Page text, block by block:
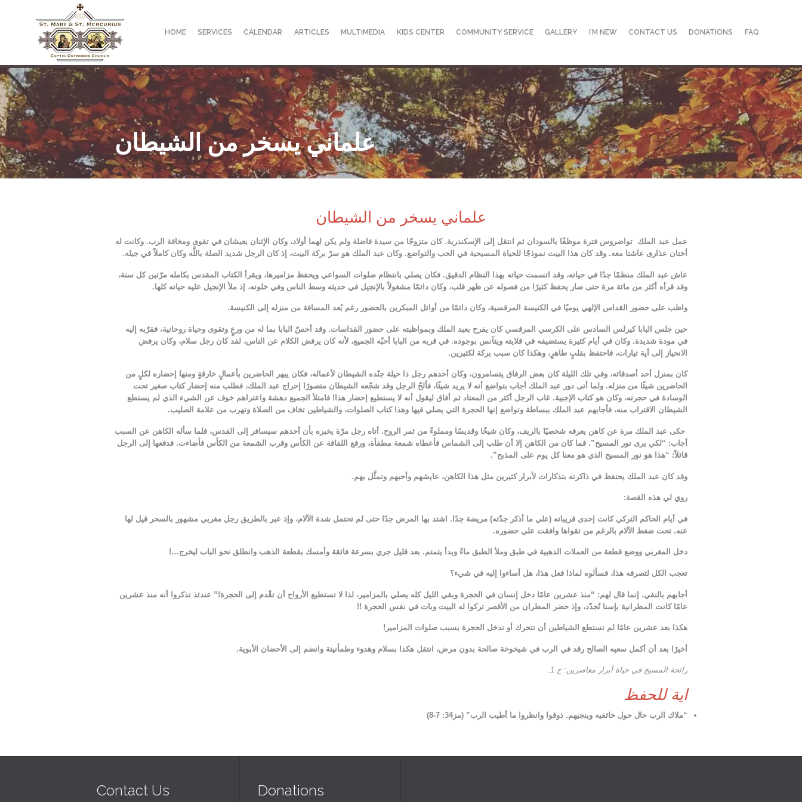
HOME SERVICES CALENDAR ARTICLES MULTIMEDIA KIDS CENTER COMMUNITY SERVICE GALLERY I’M NEW CONTACT US DONATIONS FAQ
علماني يسخر من الشيطان
علماني يسخر من الشيطان
عمل عبد الملك تواضروس فترة موظفًا بالسودان ثم انتقل إلى الإسكندرية. كان متزوجًا من سيدة فاضلة ولم يكن لهما أولاد، وكان الإثنان يعيشان في تقوى ومخافة الرب. وكانت له
أختان عذارى عاشتا معه. وقد كان هذا البيت نموذجًا للحياة المسيحية في الحب والتواضع. وكان عبد الملك هو سرّ بركة البيت، إذ كان الرجل شديد الصلة باللَّه وكان كاملاً في جيله.
عاش عبد الملك منظمًا جدًا في حياته، وقد اتسمت حياته بهذا النظام الدقيق. فكان يصلي بانتظام صلوات السواعي ويحفظ مزاميرها، ويقرأ الكتاب المقدس بكامله مرّتين كل سنة،
وقد قرأه أكثر من مائة مرة حتى صار يحفظ كثيرًا من فصوله عن ظهر قلب، وكان دائمًا مشغولاً بالإنجيل في حديثه وسط الناس وفي خلوته، إذ ملأ الإنجيل عليه حياته كلها.
واظب على حضور القداس الإلهي يوميًا في الكنيسة المرقسية، وكان دائمًا من أوائل المبكرين بالحضور رغم بُعد المسافة من منزله إلى الكنيسة.
حين جلس البابا كيرلس السادس على الكرسي المرقسي كان يفرح بعبد الملك وبمواظبته على حضور القداسات. وقد أحسّ البابا بما له من ورعٍ وتقوى وحياة روحانية، فقرّبه إليه
في مودة شديدة. وكان في أيام كثيرة يستضيفه في قلايته ويتآنس بوجوده. في قربه من البابا أحبّه الجميع، لأنه كان يرفض الكلام عن الناس، لقد كان رجل سلام، وكان يرفض
الانحياز إلى أية تيارات، فاحتفظ بقلبٍ طاهرٍ، وهكذا كان سبب بركة لكثيرين.
كان بمنزل أحد أصدقائه، وفي تلك الليلة كان بعض الرفاق يتسامرون، وكان أحدهم رجل ذا حيلة جنّده الشيطان لأعماله، فكان يبهر الحاضرين بأعمالٍ خارقةٍ ومنها إحضاره لكلٍ من
الحاضرين شيئًا من منزله. ولما أتى دور عبد الملك أجاب بتواضع أنه لا يريد شيئًا، فألحّ الرجل وقد شجّعه الشيطان متصورًا إحراج عبد الملك، فطلب منه إحضار كتاب صغير تحت
الوسادة في حجرته، وكان هو كتاب الإجبية. غاب الرجل أكثر من المعتاد ثم أفاق ليقول أنه لا يستطيع إحضار هذا! فامتلأ الجميع دهشة واعتراهم خوف عن الشيء الذي لم يستطع
الشيطان الاقتراب منه، فأجابهم عبد الملك ببساطة وتواضع إنها الحجرة التي يصلي فيها وهذا كتاب الصلوات، والشياطين تخاف من الصلاة وتهرب من علامة الصليب.
حكى عبد الملك مرة عن كاهن يعرفه شخصيًا بالريف، وكان شيخًا وقديسًا ومملوءً من ثمر الروح. أتاه رجل مرّة يخبره بأن أحدهم سيسافر إلى القدس، فلما سأله الكاهن عن السبب
أجاب: “لكي يرى نور المسيح”. فما كان من الكاهن إلا أن طلب إلى الشماس فأعطاه شمعة مطفأة، ورفع اللفافة عن الكأس وقرب الشمعة من الكأس فأضاءت. فدفعها إلى الرجل
قائلاً: “هذا هو نور المسيح الذي هو معنا كل يوم على المذبح”.
وقد كان عبد الملك يحتفظ في ذاكرته بتذكارات لأبرار كثيرين مثل هذا الكاهن، عايشهم وأحبهم وتمثَّل بهم.
روي لي هذه القصة:
في أيام الحاكم التركي كانت إحدى قريباته (علي ما أذكر جدّته) مريضة جدًا. اشتد بها المرض جدًا حتى لم تحتمل شدة الآلام، وإذ عبر بالطريق رجل مغربي مشهور بالسحر قيل لها
عنه. تحت ضغط الآلام بالرغم من تقواها وافقت علي حضوره.
دخل المغربي ووضع قطعة من العملات الذهبية في طبق وملأ الطبق ماءً وبدأ يتمتم. بعد قليل جري بسرعة فائقة وأمسك بقطعة الذهب وانطلق نحو الباب ليخرج…!
تعجب الكل لتصرفه هذا، فسألوه لماذا فعل هذا، هل أساءوا إليه في شيء؟
أجابهم بالنفي. إنما قال لهم: “منذ عشرين عامًا دخل إنسان في الحجرة وبقي الليل كله يصلي بالمزامير، لذا لا تستطيع الأرواح أن تقْدم إلى الحجرة!” عندئذ تذكروا أنه منذ عشرين
عامًا كانت المطرانية بإسنا تُجدّد، وإذ حضر المطران من الأقصر تركوا له البيت وبات في نفس الحجرة !!
هكذا بعد عشرين عامًا لم تستطع الشياطين أن تتحرك أو تدخل الحجرة بسبب صلوات المزامير!
أخيرًا بعد أن أكمل سعيه الصالح رقد في الرب في شيخوخة صالحة بدون مرض، انتقل هكذا بسلام وهدوء وطمأنينة وانضم إلى الأحضان الأبوية.
رائحة المسيح في حياة أبرار معاصرين: ج 1.
اية للحفظ
“ملاك الرب حال حول خائفيه وينجيهم. ذوقوا وانظروا ما أطيب الرب” (مز34: 7-8)
Contact Us Donations